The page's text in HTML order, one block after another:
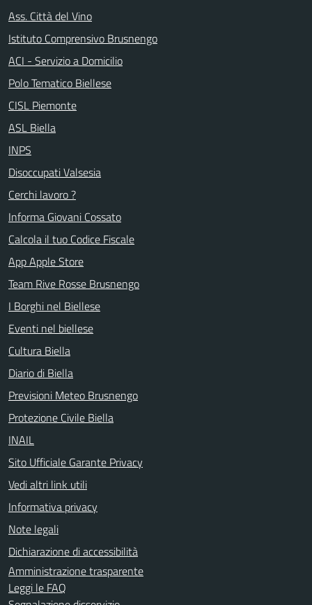
Ass. Città del Vino
Istituto Comprensivo Brusnengo
ACI - Servizio a Domicilio
Polo Tematico Biellese
CISL Piemonte
ASL Biella
INPS
Disoccupati Valsesia
Cerchi lavoro ?
Informa Giovani Cossato
Calcola il tuo Codice Fiscale
App Apple Store
Team Rive Rosse Brusnengo
I Borghi nel Biellese
Eventi nel biellese
Cultura Biella
Diario di Biella
Previsioni Meteo Brusnengo
Protezione Civile Biella
INAIL
Sito Ufficiale Garante Privacy
Vedi altri link utili
Informativa privacy
Note legali
Dichiarazione di accessibilità
Amministrazione trasparente
Leggi le FAQ